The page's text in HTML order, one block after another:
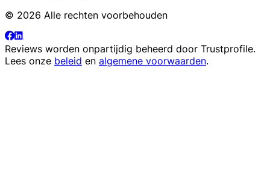
© 2026 Alle rechten voorbehouden
Reviews worden onpartijdig beheerd door Trustprofile.
Lees onze beleid en algemene voorwaarden.